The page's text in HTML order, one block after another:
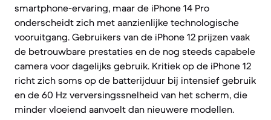
smartphone-ervaring, maar de iPhone 14 Pro
onderscheidt zich met aanzienlijke technologische
vooruitgang. Gebruikers van de iPhone 12 prijzen vaak
de betrouwbare prestaties en de nog steeds capabele
camera voor dagelijks gebruik. Kritiek op de iPhone 12
richt zich soms op de batterijduur bij intensief gebruik
en de 60 Hz verversingssnelheid van het scherm, die
minder vloeiend aanvoelt dan nieuwere modellen.